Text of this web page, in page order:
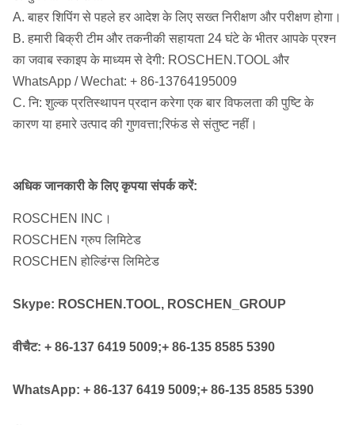
M80 / M85
10 "
254mm-
380mm
10
"-15"
SD10
आरओएस
NUMA100
508mm
"-20"
DHD1120
नोट्स: DTH बिट्स का कोई विशेष आकार अनुरोधों द्वारा उपलब्ध
Metzke, Remet धागा उपलब्ध है!
A. बाहर शिपिंग से पहले हर आदेश के लिए सख्त निरीक्षण और परीक्षण होगा।
B. हमारी बिक्री टीम और तकनीकी सहायता 24 घंटे के भीतर आपके प्रश्न
का जवाब स्काइप के माध्यम से देगी: ROSCHEN.TOOL और
WhatsApp / Wechat: + 86-13764195009
C. नि: शुल्क प्रतिस्थापन प्रदान करेगा एक बार विफलता की पुष्टि के
कारण या हमारे उत्पाद की गुणवत्ता;रिफंड से संतुष्ट नहीं।
अधिक जानकारी के लिए कृपया संपर्क करें:
ROSCHEN INC।
ROSCHEN ग्रुप लिमिटेड
ROSCHEN होल्डिंग्स लिमिटेड
Skype: ROSCHEN.TOOL, ROSCHEN_GROUP
वीचैट: + 86-137 6419 5009;+ 86-135 8585 5390
WhatsApp: + 86-137 6419 5009;+ 86-135 8585 5390